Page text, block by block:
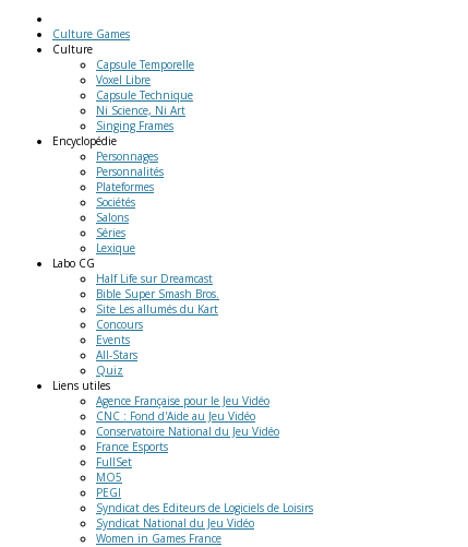
Culture Games
Culture
Capsule Temporelle
Voxel Libre
Capsule Technique
Ni Science, Ni Art
Singing Frames
Encyclopédie
Personnages
Personnalités
Plateformes
Sociétés
Salons
Séries
Lexique
Labo CG
Half Life sur Dreamcast
Bible Super Smash Bros.
Site Les allumés du Kart
Concours
Events
All-Stars
Quiz
Liens utiles
Agence Française pour le Jeu Vidéo
CNC : Fond d'Aide au Jeu Vidéo
Conservatoire National du Jeu Vidéo
France Esports
FullSet
MO5
PEGI
Syndicat des Editeurs de Logiciels de Loisirs
Syndicat National du Jeu Vidéo
Women in Games France